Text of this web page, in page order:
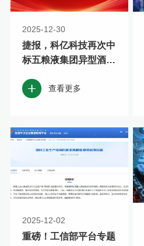
2025-12-30
捷报，科亿科技再次中
标五粮液集团异型酒瓶
查看更多
2025-12-02
重磅！工信部平台专题